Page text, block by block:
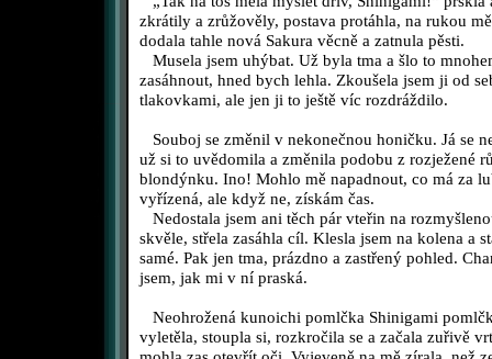
zkrátily a zrůžověly, postava protáhla, na rukou
dodala tahle nová Sakura věcně a zatnula pěsti.
Musela jsem uhýbat. Už byla tma a šlo to
zasáhnout, hned bych lehla. Zkoušela jsem ji od
tlakovkami, ale jen ji to ještě víc rozdráždilo.
Souboj se změnil v nekonečnou honičku. Já se
už si to uvědomila a změnila podobu z rozježené
blondýnku. Ino! Mohlo mě napadnout, co má za
vyřízená, ale když ne, získám čas.
Nedostala jsem ani těch pár vteřin na
skvěle, střela zasáhla cíl. Klesla jsem na kolena a
samé. Pak jen tma, prázdno a zastřený pohled.
jsem, jak mi v ní praská.
Neohrožená kunoichi pomlčka Shinigami
vyletěla, stoupla si, rozkročila se a začala zuřivě